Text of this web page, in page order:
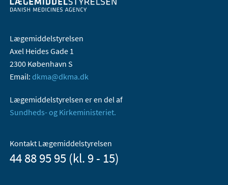
Lægemiddelstyrelsen
Axel Heides Gade 1
2300 København S
Email: dkma@dkma.dk
Lægemiddelstyrelsen er en del af
Sundheds- og Kirkeministeriet.
Kontakt Lægemiddelstyrelsen
44 88 95 95 (kl. 9 - 15)